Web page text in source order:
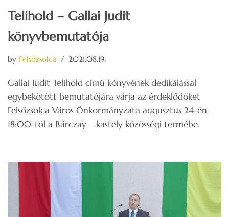
Telihold – Gallai Judit
könyvbemutatója
by Felsőzsolca 2021.08.19.
Gallai Judit Telihold című könyvének dedikálással
egybekötött bemutatójára várja az érdeklődőket
Felsőzsolca Város Önkormányzata augusztus 24-én
18:00-tól a Bárczay – kastély közösségi termébe.